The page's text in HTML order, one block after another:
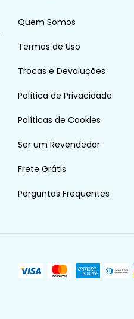
Quem Somos
Termos de Uso
Trocas e Devoluções
Política de Privacidade
Políticas de Cookies
Ser um Revendedor
Frete Grátis
Perguntas Frequentes